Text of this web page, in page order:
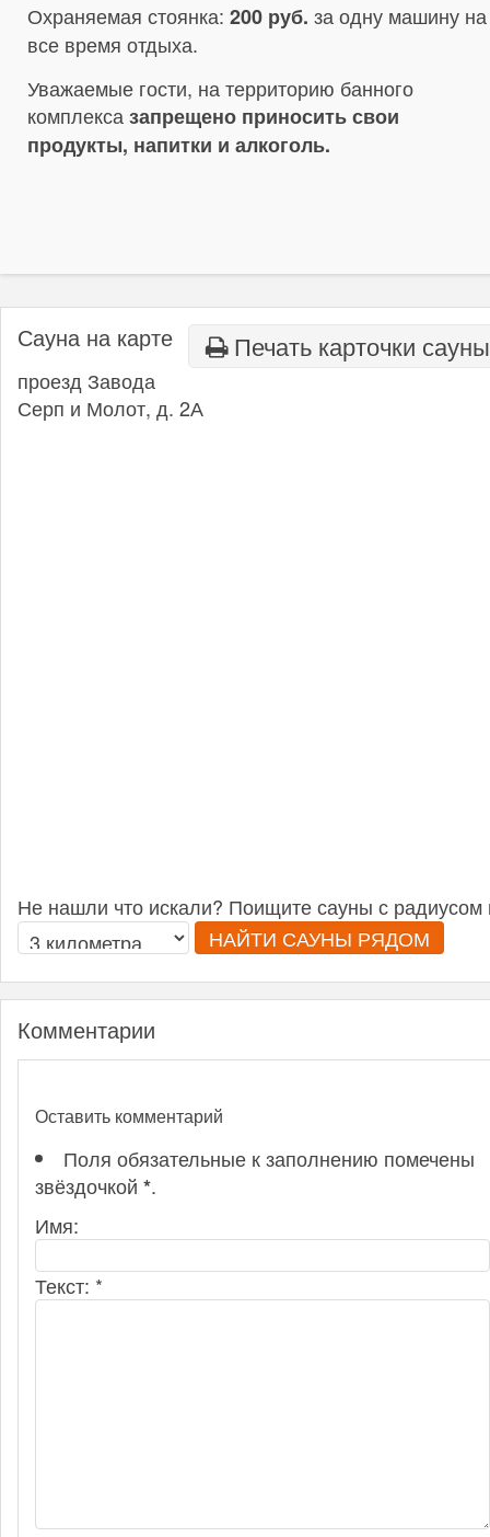
Охраняемая стоянка: 200 руб. за одну машину на
все время отдыха.
Уважаемые гости, на территорию банного
комплексазапрещено приносить свои
продукты, напитки и алкоголь.
Печать карточки сауны
Сауна на карте
проезд Завода
Серп и Молот, д. 2А
Не нашли что искали? Поищите сауны с радиусом
НАЙТИ САУНЫ РЯДОМ
Комментарии
Оставить комментарий
Поля обязательные к заполнению помечены
звёздочкой *.
Имя:
Текст: *